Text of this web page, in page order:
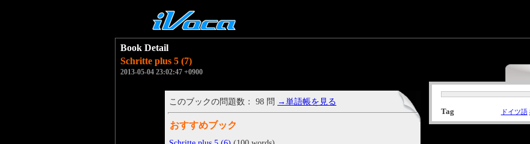
Book Detail
Schritte plus 5 (7)
2013-05-04 23:02:47 +0900
Tag ドイツ語
このブックの問題数： 98 問 →単語帳を見る
おすすめブック